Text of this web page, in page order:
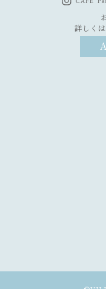
詳しく